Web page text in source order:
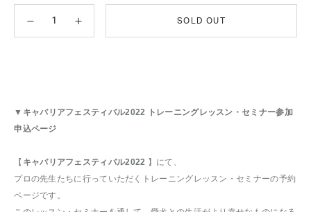
SOLD OUT
▼ キャバリアフェスティバル2022 トレーニングレッスン・セミナー参加
申込ページ
【 キャバリアフェスティバル2022 】にて、
プロの先生たちに行っていただくトレーニングレッスン・セミナーの予約
ページです。